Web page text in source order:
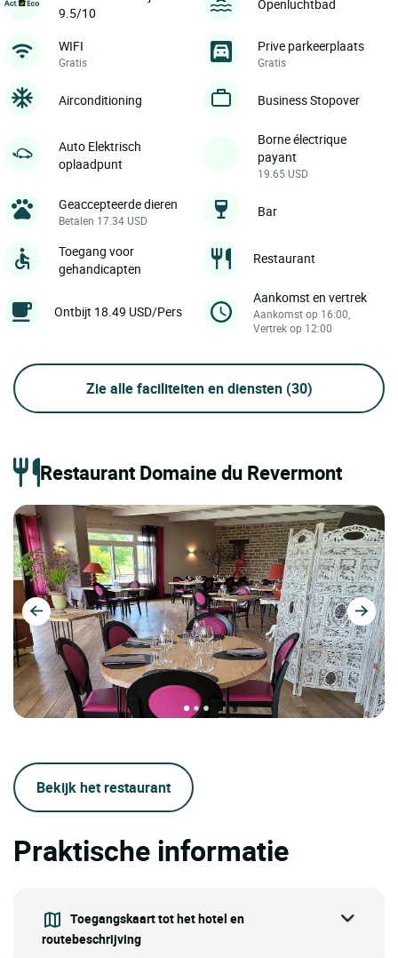
9.5/10
Openluchtbad
WIFI
Gratis
Prive parkeerplaats
Gratis
Airconditioning Business Stopover
Auto Elektrisch
oplaadpunt
Borne électrique
payant
19.65 USD
Geaccepteerde dieren
Betalen 17.34 USD
Bar
Toegang voor
gehandicapten
Restaurant
Ontbijt 18.49 USD/Pers
Aankomst en vertrek
Aankomst op 16:00,
Vertrek op 12:00
Zie alle faciliteiten en diensten (30)
Restaurant Domaine du Revermont
Bekijk het restaurant
Praktische informatie
Toegangskaart tot het hotel en
routebeschrijving